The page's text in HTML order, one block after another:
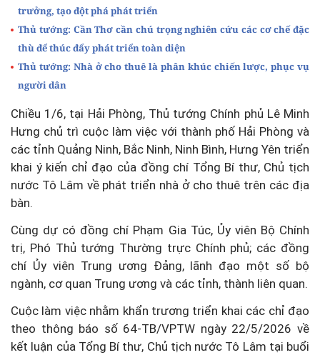
trưởng, tạo đột phá phát triển
Thủ tướng: Cần Thơ cần chú trọng nghiên cứu các cơ chế đặc
thù để thúc đẩy phát triển toàn diện
Thủ tướng: Nhà ở cho thuê là phân khúc chiến lược, phục vụ
người dân
Chiều 1/6, tại Hải Phòng, Thủ tướng Chính phủ Lê Minh
Hưng chủ trì cuộc làm việc với thành phố Hải Phòng và
các tỉnh Quảng Ninh, Bắc Ninh, Ninh Bình, Hưng Yên triển
khai ý kiến chỉ đạo của đồng chí Tổng Bí thư, Chủ tịch
nước Tô Lâm về phát triển nhà ở cho thuê trên các địa
bàn.
Cùng dự có đồng chí Phạm Gia Túc, Ủy viên Bộ Chính
trị, Phó Thủ tướng Thường trực Chính phủ; các đồng
chí Ủy viên Trung ương Đảng, lãnh đạo một số bộ
ngành, cơ quan Trung ương và các tỉnh, thành liên quan.
Cuộc làm việc nhằm khẩn trương triển khai các chỉ đạo
theo thông báo số 64-TB/VPTW ngày 22/5/2026 về
kết luận của Tổng Bí thư, Chủ tịch nước Tô Lâm tại buổi